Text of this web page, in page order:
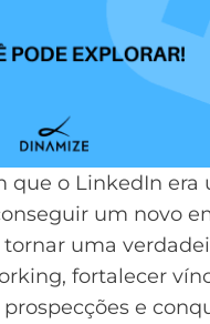
que o LinkedIn era
um novo
uma
fortalecer
e